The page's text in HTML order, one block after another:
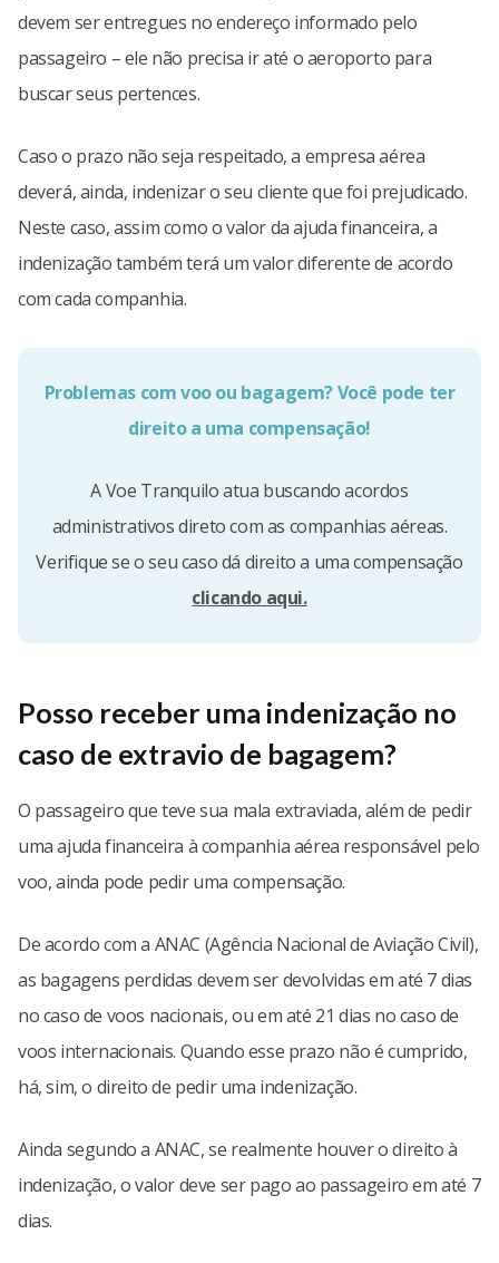
devem ser entregues no endereço informado pelo
passageiro – ele não precisa ir até o aeroporto para
buscar seus pertences.
Caso o prazo não seja respeitado, a empresa aérea
deverá, ainda, indenizar o seu cliente que foi prejudicado.
Neste caso, assim como o valor da ajuda financeira, a
indenização também terá um valor diferente de acordo
com cada companhia.
Problemas com voo ou bagagem? Você pode ter
direito a uma compensação!
A Voe Tranquilo atua buscando acordos
administrativos direto com as companhias aéreas.
Verifique se o seu caso dá direito a uma compensação
clicando aqui.
Posso receber uma indenização no
caso de extravio de bagagem?
O passageiro que teve sua mala extraviada, além de pedir
uma ajuda financeira à companhia aérea responsável pelo
voo, ainda pode pedir uma compensação.
De acordo com a ANAC (Agência Nacional de Aviação Civil),
as bagagens perdidas devem ser devolvidas em até 7 dias
no caso de voos nacionais, ou em até 21 dias no caso de
voos internacionais. Quando esse prazo não é cumprido,
há, sim, o direito de pedir uma indenização.
Ainda segundo a ANAC, se realmente houver o direito à
indenização, o valor deve ser pago ao passageiro em até 7
dias.